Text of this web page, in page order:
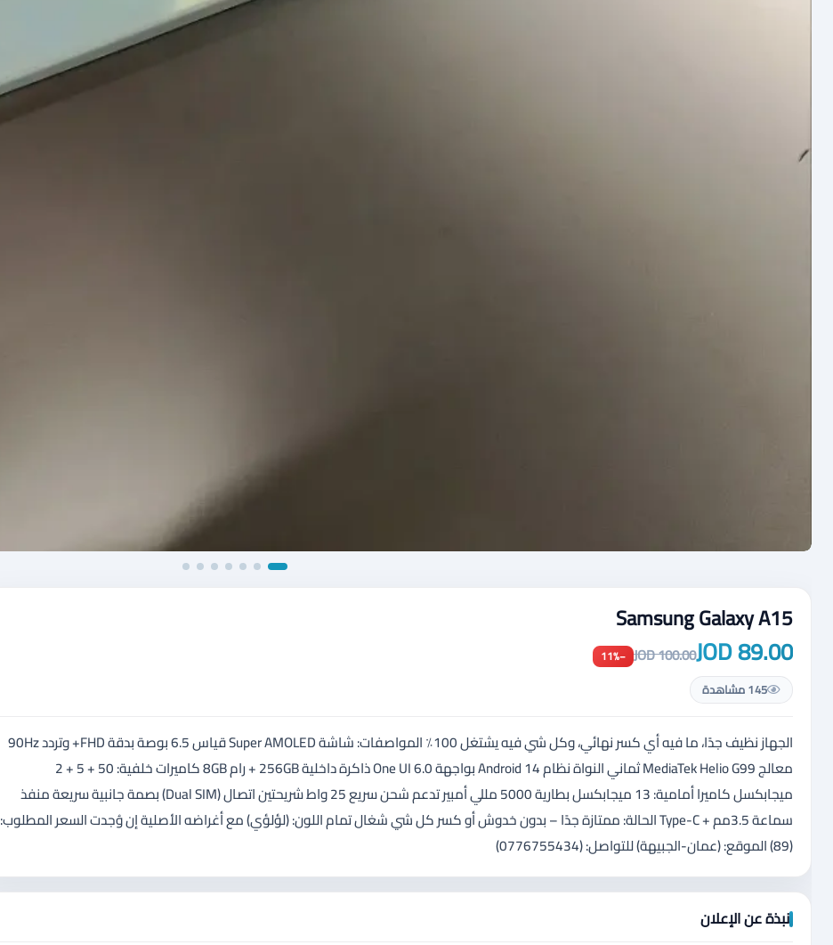
Samsung Galaxy A15
89.00 JOD
100.00 JOD
−11%
145 مشاهدة
الجهاز نظيف جدًا، ما فيه أي كسر نهائي، وكل شي فيه يشتغل 100٪ المواصفات: شاشة Super AMOLED قياس 6.5 بوصة بدقة FHD+ وتردد 90Hz
معالج MediaTek Helio G99 ثماني النواة نظام Android 14 بواجهة One UI 6.0 ذاكرة داخلية 256GB + رام 8GB كاميرات خلفية: 50 + 5 + 2
ميجابكسل كاميرا أمامية: 13 ميجابكسل بطارية 5000 مللي أمبير تدعم شحن سريع 25 واط شريحتين اتصال (Dual SIM) بصمة جانبية سريعة منفذ
سماعة 3.5مم + Type-C الحالة: ممتازة جدًا – بدون خدوش أو كسر كل شي شغال تمام اللون: (لؤلؤي) مع أغراضه الأصلية إن وُجدت السعر المطلوب:
(89) الموقع: (عمان-الجبيهة) للتواصل: (0776755434)
نبذة عن الإعلان